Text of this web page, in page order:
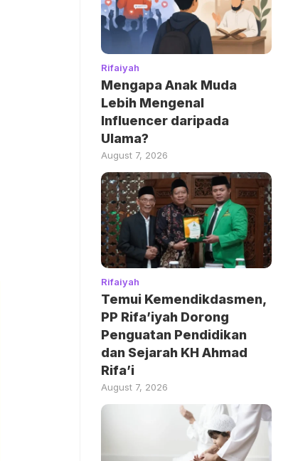
Rifaiyah
Mengapa Anak Muda
Lebih Mengenal
Influencer daripada
Ulama?
August 7, 2026
Rifaiyah
Temui Kemendikdasmen,
PP Rifa’iyah Dorong
Penguatan Pendidikan
dan Sejarah KH Ahmad
Rifa’i
August 7, 2026